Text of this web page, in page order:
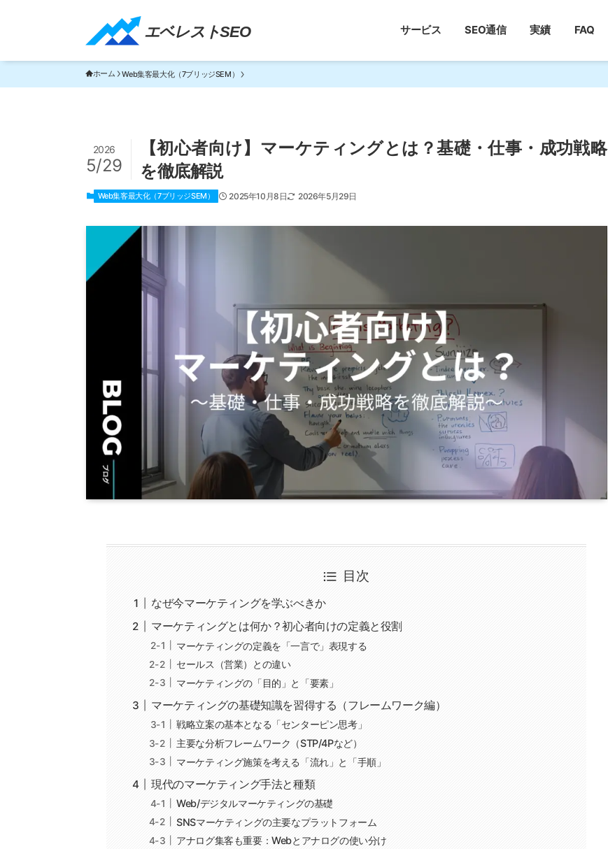
エベレストSEO
エベレストSEO｜TOP サービス SEO通信 実績 FAQ
ホーム Web集客最大化（7ブリッジSEM）
【初心者向け】マーケティングとは？基礎・仕事・成功戦略
を徹底解説
2026
5/29
Web集客最大化（7ブリッジSEM） 2025年10月8日 2026年5月29日
目次
なぜ今マーケティングを学ぶべきか
マーケティングとは何か？初心者向けの定義と役割
マーケティングの定義を「一言で」表現する
セールス（営業）との違い
マーケティングの「目的」と「要素」
マーケティングの基礎知識を習得する（フレームワーク編）
戦略立案の基本となる「センターピン思考」
主要な分析フレームワーク（STP/4Pなど）
マーケティング施策を考える「流れ」と「手順」
現代のマーケティング手法と種類
Web/デジタルマーケティングの基礎
SNSマーケティングの主要なプラットフォーム
アナログ集客も重要：Webとアナログの使い分け